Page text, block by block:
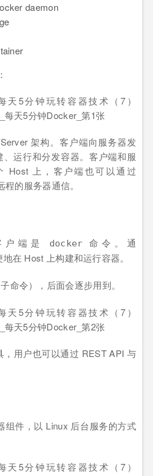
daemon
架构。客户端向服务器发
运行和分发容器。客户端和服
Host 上，客户端也可以通过
的服务器通信。
户端是 docker
命令。通
在 Host 上构建和运行容器。
命令），后面会逐步用到。
，用户也可以通过 REST API 与
组件，以 Linux 后台服务的方式